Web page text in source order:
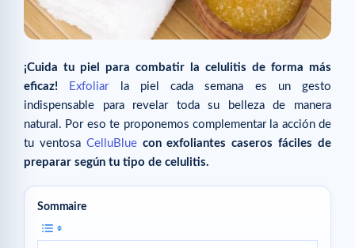
¡Cuida tu piel para combatir la celulitis de forma más
eficaz!
Exfoliar
la piel cada semana es un gesto
indispensable para revelar toda su belleza de manera
natural. Por eso te proponemos complementar la acción de
tu ventosa CelluBlue con exfoliantes caseros fáciles de
preparar según tu tipo de celulitis.
Sommaire